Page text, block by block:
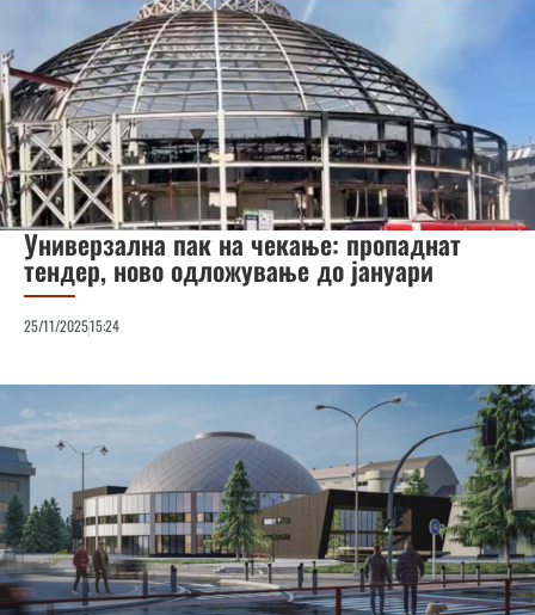
Универзална пак на чекање: пропаднат
тендер, ново одложување до јануари
25/11/202515:24